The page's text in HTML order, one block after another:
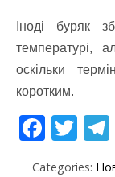
Іноді буряк
температурі,
оскільки
коротким.
F T
Categories: